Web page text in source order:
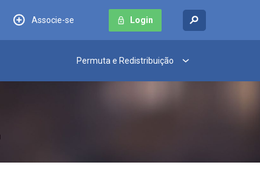
Associe-se Login
Permuta e Redistribuição